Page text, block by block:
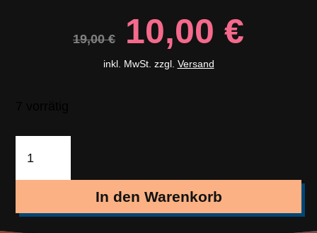
19,00€ Preis
war:
10,00 €
inkl. MwSt. zzgl. Versand
Spielereien
In den Warenkorb